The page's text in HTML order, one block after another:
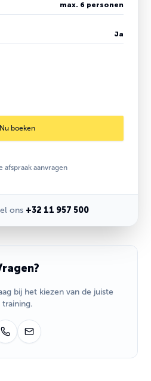
max. 6 personen
Ja
Nu boeken
afspraak aanvragen
ons +32 11 957 500
bij het kiezen van de juiste
training.